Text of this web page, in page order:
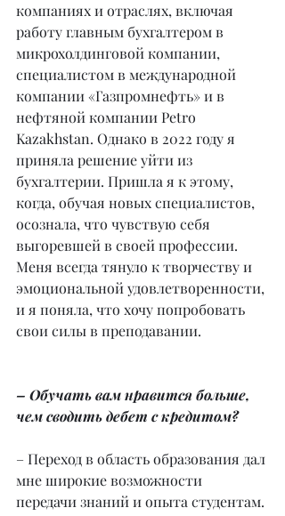
компаниях и отраслях, включая
работу главным бухгалтером в
микрохолдинговой компании,
специалистом в международной
компании «Газпромнефть» и в
нефтяной компании Petro
Kazakhstan. Однако в 2022 году я
приняла решение уйти из
бухгалтерии. Пришла я к этому,
когда, обучая новых специалистов,
осознала, что чувствую себя
выгоревшей в своей профессии.
Меня всегда тянуло к творчеству и
эмоциональной удовлетворенности,
и я поняла, что хочу попробовать
свои силы в преподавании.
– Обучать вам нравится больше,
чем сводить дебет с кредитом?
– Переход в область образования дал
мне широкие возможности
передачи знаний и опыта студентам.